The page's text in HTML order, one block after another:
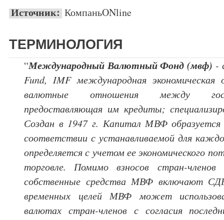
Источник: КомпаньONline
ТЕРМИНОЛОГИЯ
“Международный Валютный Фонд (мвф) -
Fund, IMF международная экономическая
валютные отношения между
предоставляющая им кредиты;
Создан в 1947 г. Капитал МВФ образуется
соответствии с устанавливаемой для
определяется с учетом ее экономического
торговле. Помимо взносов стран-
собственные средства МВФ включают
временных целей МВФ может
валютах стран-членов с согласия